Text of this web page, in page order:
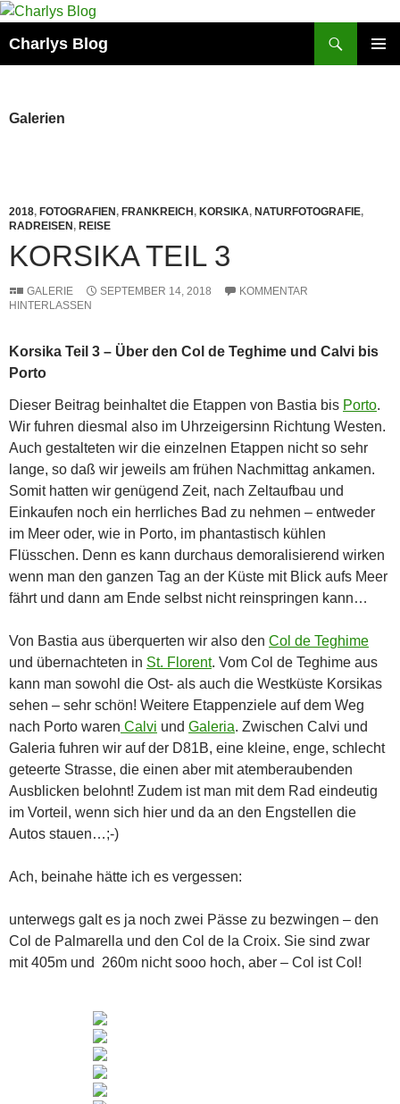
Zum
springen
Charlys Blog
Galerien
2018, FOTOGRAFIEN, FRANKREICH, KORSIKA, NATURFOTOGRAFIE,
RADREISEN, REISE
KORSIKA TEIL 3
GALERIE SEPTEMBER 14, 2018
KOMMENTAR
HINTERLASSEN
Korsika Teil 3 – Über den Col de Teghime und Calvi bis
Porto
Dieser Beitrag beinhaltet die Etappen von Bastia bis Porto.
Wir fuhren diesmal also im Uhrzeigersinn Richtung Westen.
Auch gestalteten wir die einzelnen Etappen nicht so sehr
lange, so daß wir jeweils am frühen Nachmittag ankamen.
Somit hatten wir genügend Zeit, nach Zeltaufbau und
Einkaufen noch ein herrliches Bad zu nehmen – entweder
im Meer oder, wie in Porto, im phantastisch kühlen
Flüsschen. Denn es kann durchaus demoralisierend wirken
wenn man den ganzen Tag an der Küste mit Blick aufs Meer
fährt und dann am Ende selbst nicht reinspringen kann…
Von Bastia aus überquerten wir also den Col de Teghime
und übernachteten in St. Florent. Vom Col de Teghime aus
kann man sowohl die Ost- als auch die Westküste Korsikas
sehen – sehr schön! Weitere Etappenziele auf dem Weg
nach Porto waren Calvi und Galeria. Zwischen Calvi und
Galeria fuhren wir auf der D81B, eine kleine, enge, schlecht
geteerte Strasse, die einen aber mit atemberaubenden
Ausblicken belohnt! Zudem ist man mit dem Rad eindeutig
im Vorteil, wenn sich hier und da an den Engstellen die
Autos stauen…;-)
Ach, beinahe hätte ich es vergessen:
unterwegs galt es ja noch zwei Pässe zu bezwingen – den
Col de Palmarella und den Col de la Croix. Sie sind zwar
mit 405m und 260m nicht sooo hoch, aber – Col ist Col!